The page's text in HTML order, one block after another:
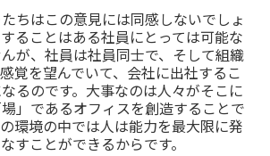
ちはこの意見には同感しないでしょ
ることはある社員にとっては可能な
が、社員は社員同士で、そして組織
覚を望んでいて、会社に出社するこ
るのです。大事なのは人々がそこに
」であるオフィスを創造することで
環境の中では人は能力を最大限に発
すことができるからです。